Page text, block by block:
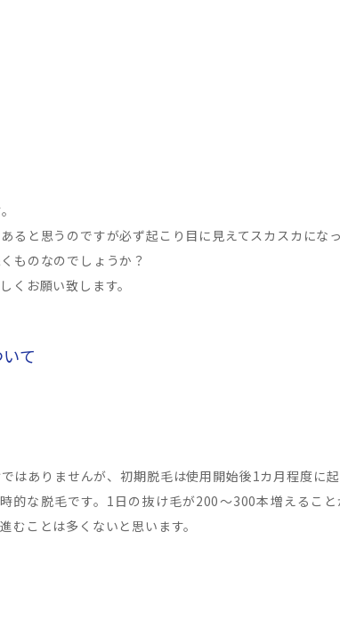
ると思うのですが必ず起こり目に見えてスカスカにな
ものなのでしょうか？
くお願い致します。
て
はありませんが、初期脱毛は使用開始後1カ月程度に
的な脱毛です。1日の抜け毛が200～300本増えるこ
むことは多くないと思います。